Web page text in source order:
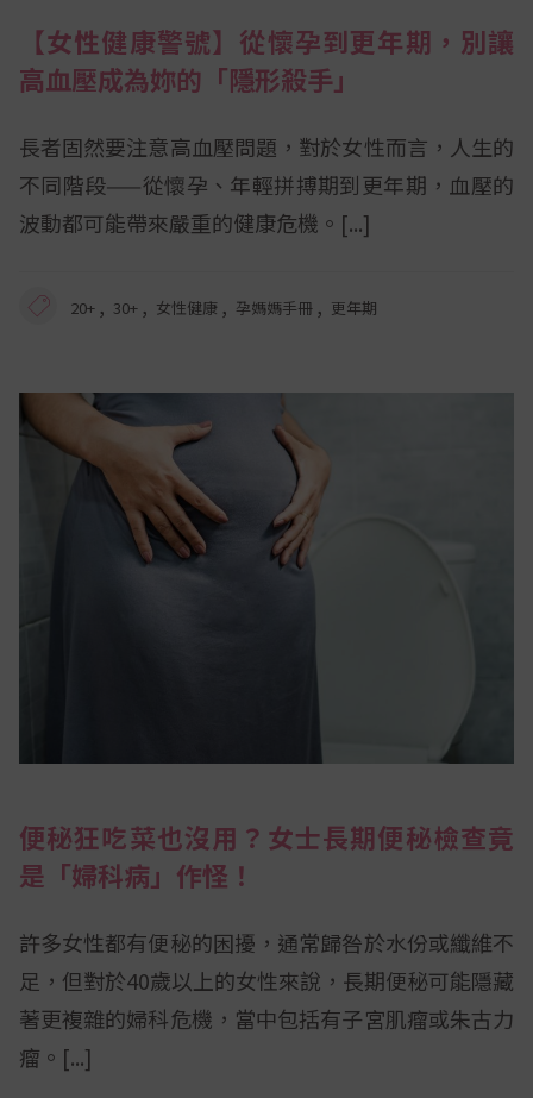
【女性健康警號】從懷孕到更年期，別讓
高血壓成為妳的「隱形殺手」
長者固然要注意高血壓問題，對於女性而言，人生的
不同階段——從懷孕、年輕拼搏期到更年期，血壓的
波動都可能帶來嚴重的健康危機。
20+ , 30+ , 女性健康 , 孕媽媽手冊 , 更年期
便秘狂吃菜也沒用？女士長期便秘檢查竟
是「婦科病」作怪！
許多女性都有便秘的困擾，通常歸咎於水份或纖維不
足，但對於40歲以上的女性來說，長期便秘可能隱藏
著更複雜的婦科危機，當中包括有子宮肌瘤或朱古力
瘤。